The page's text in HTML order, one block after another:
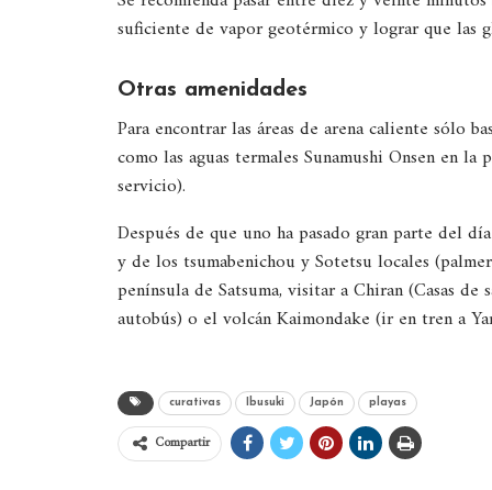
suficiente de vapor geotérmico y lograr que las
Otras amenidades
Para encontrar las áreas de arena caliente sólo
como las aguas termales Sunamushi Onsen en
servicio).
Después de que uno ha pasado gran parte del
y de los tsumabenichou y Sotetsu locales
península de Satsuma, visitar a Chiran (Casas
autobús) o el volcán Kaimondake (ir en tren a
curativas Ibusuki Japón playas
Compartir